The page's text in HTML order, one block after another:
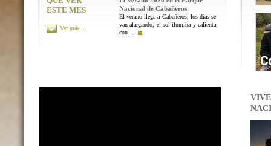
ESTE MES
Nacional de Cabañeros
El verano llega a Cabañeros, los días se
van alargando, el sol ilumina y calienta
con ...
Ver más ...